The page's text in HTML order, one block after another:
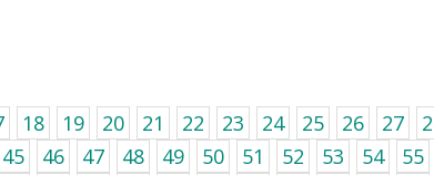
18 19 20 21 22 23 24 25 26 27
45 46 47 48 49 50 51 52 53 54 55